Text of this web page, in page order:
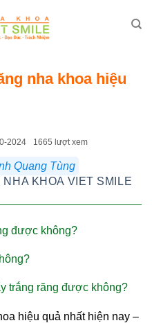
nha khoa hiệu
2024 1665 lượt xem
Quang Tùng
NHA KHOA VIET SMILE
được không?
trắng răng được không?
hiệu quả nhất hiện nay –